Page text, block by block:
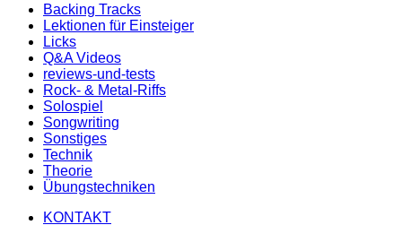
Backing Tracks
Lektionen für Einsteiger
Licks
Q&A Videos
reviews-und-tests
Rock- & Metal-Riffs
Solospiel
Songwriting
Sonstiges
Technik
Theorie
Übungstechniken
KONTAKT